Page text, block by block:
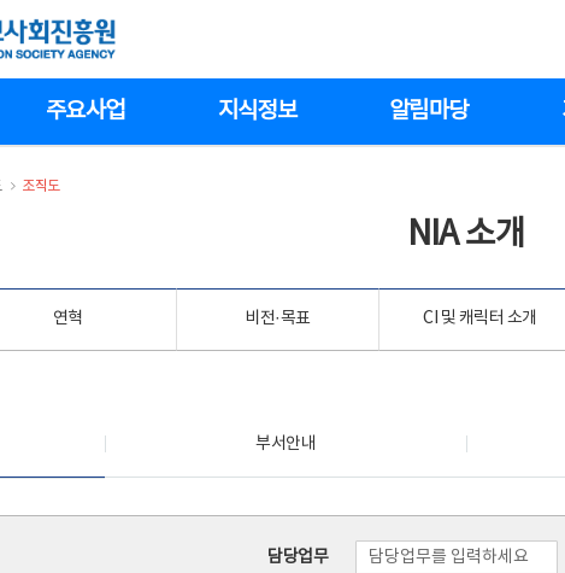
주요사업 지식정보 알림마당
>
조직도
NIA 소개
연혁 비전·목표 CI 및 캐릭터 소개
부서안내
담당업무